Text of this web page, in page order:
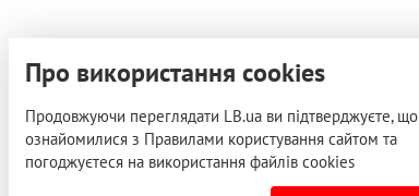
Про використання cookies
Продовжуючи переглядати LB.ua ви підтверджуєте, що
ознайомилися з Правилами користування сайтом та
погоджуєтеся на використання файлів cookies